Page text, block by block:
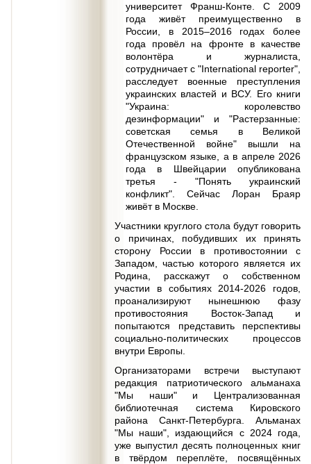
университет Франш-Конте. С 2009
года живёт преимущественно в
России, в 2015–2016 годах более
года провёл на фронте в качестве
волонтёра и журналиста,
сотрудничает с "International reporter",
расследует военные преступления
украинских властей и ВСУ. Его книги
"Украина: королевство
дезинформации" и "Растерзанные:
советская семья в Великой
Отечественной войне" вышли на
французском языке, а в апреле 2026
года в Швейцарии опубликована
третья - "Понять украинский
конфликт". Сейчас Лоран Браяр
живёт в Москве.
Участники круглого стола будут говорить
о причинах, побудивших их принять
сторону России в противостоянии с
Западом, частью которого является их
Родина, расскажут о собственном
участии в событиях 2014-2026 годов,
проанализируют нынешнюю фазу
противостояния Восток-Запад и
попытаются представить перспективы
социально-политических процессов
внутри Европы.
Организаторами встречи выступают
редакция патриотического альманаха
"Мы наши" и Централизованная
библиотечная система Кировского
района Санкт-Петербурга. Альманах
"Мы наши", издающийся с 2024 года,
уже выпустил десять полноценных книг
в твёрдом переплёте, посвящённых